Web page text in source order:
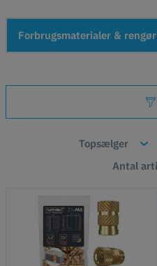
Forbrugsmaterialer &
Antal